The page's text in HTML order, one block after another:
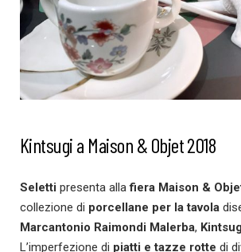
Kintsugi a Maison & Objet 2018
Seletti presenta allafiera Maison &
collezione di porcellane per la tavola
Marcantonio Raimondi Malerba,
L’imperfezione di piatti e tazze rotte di